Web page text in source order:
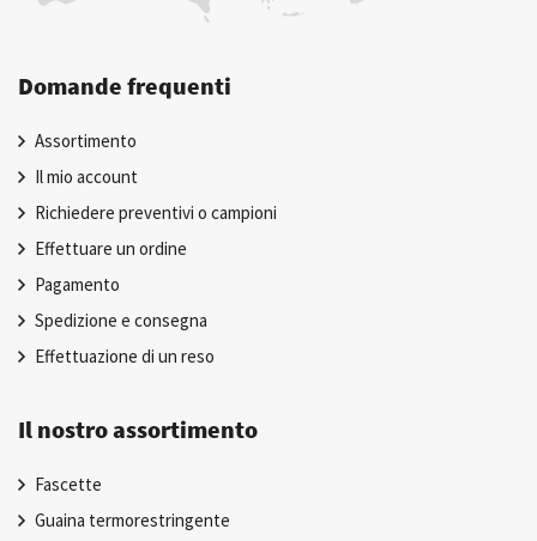
Domande frequenti
Assortimento
Il mio account
Richiedere preventivi o campioni
Effettuare un ordine
Pagamento
Spedizione e consegna
Effettuazione di un reso
Il nostro assortimento
Fascette
Guaina termorestringente